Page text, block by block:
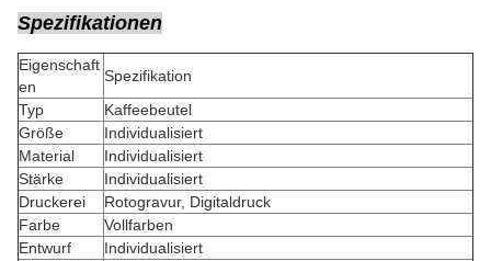
Spezifikationen
Eigenschaft
en
Spezifikation
Typ
Kaffeebeutel
Größe
Individualisiert
Material
Individualisiert
Stärke
Individualisiert
Druckerei
Rotogravur, Digitaldruck
Farbe
Vollfarben
Entwurf
Individualisiert